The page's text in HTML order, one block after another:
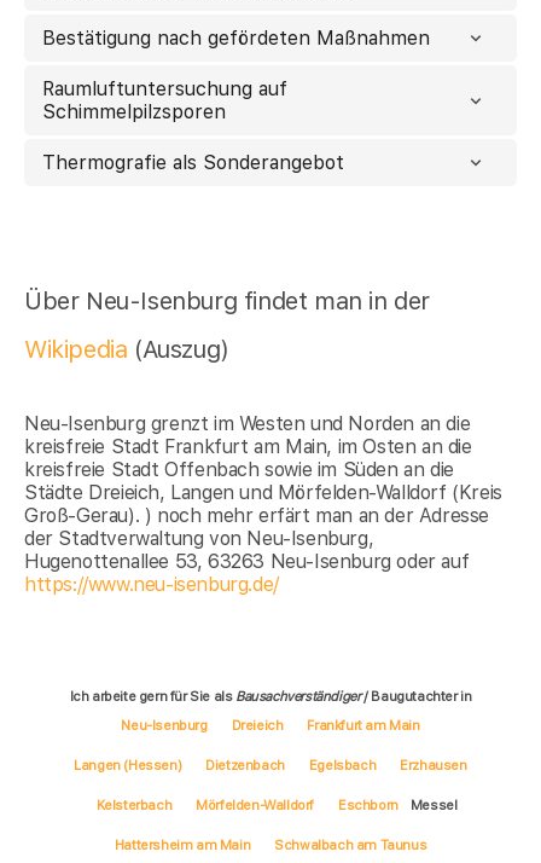
Bestätigung nach gefördeten Maßnahmen
Raumluftuntersuchung auf
Schimmelpilzsporen
Thermografie als Sonderangebot
Über Neu-Isenburg findet man in der
Wikipedia (Auszug)
Neu-Isenburg grenzt im Westen und Norden an die
kreisfreie Stadt Frankfurt am Main, im Osten an die
kreisfreie Stadt Offenbach sowie im Süden an die
Städte Dreieich, Langen und Mörfelden-Walldorf (Kreis
Groß-Gerau). ) noch mehr erfärt man an der Adresse
der Stadtverwaltung von Neu-Isenburg,
Hugenottenallee 53, 63263 Neu-Isenburg oder auf
https://www.neu-isenburg.de/
Ich arbeite gern für Sie als Bausachverständiger/ Baugutachter in
Neu-Isenburg
Dreieich Frankfurt am Main
Langen (Hessen) Dietzenbach Egelsbach Erzhausen
Kelsterbach Mörfelden-Walldorf Eschborn Messel
Hattersheim am Main Schwalbach am Taunus